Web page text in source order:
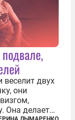
веселит двух
они
Она делает